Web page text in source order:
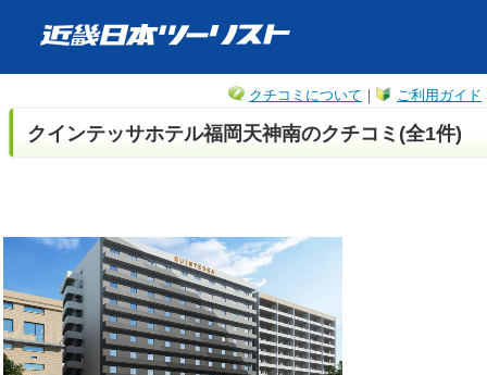
ご利用ガイド
クチコミについて ｜
クインテッサホテル福岡天神南のクチコミ(全1件)